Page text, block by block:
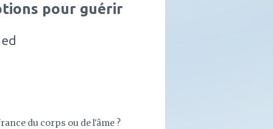
pour guérir
du corps ou de l'âme ?